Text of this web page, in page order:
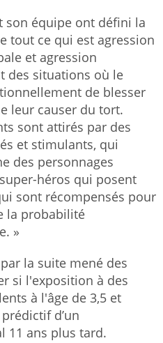
son équipe ont défini la
tout ce qui est agression
et agression
des situations où le
de blesser
leur causer du tort.
sont attirés par des
et stimulants, qui
des personnages
héros qui posent
sont récompensés pour
la probabilité
»
la suite mené des
si l'exposition à des
à l'âge de 3,5 et
d’un
11 ans plus tard.